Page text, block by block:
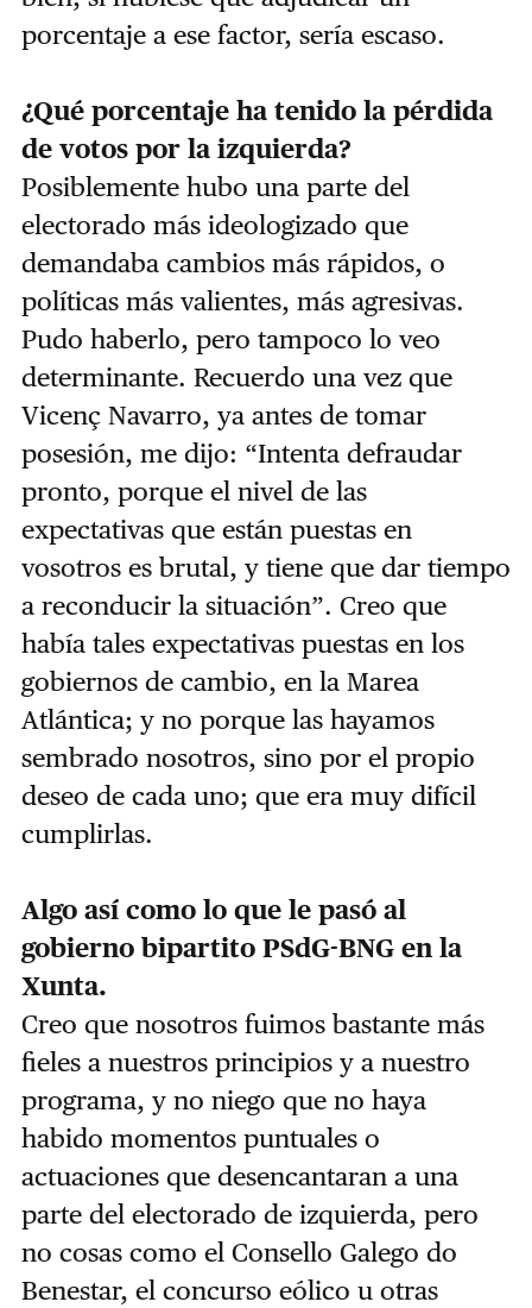
porcentaje a ese factor, sería escaso.
¿Qué porcentaje ha tenido la pérdida
de votos por la izquierda?
Posiblemente hubo una parte del
electorado más ideologizado que
demandaba cambios más rápidos, o
políticas más valientes, más agresivas.
Pudo haberlo, pero tampoco lo veo
determinante. Recuerdo una vez que
Vicenç Navarro, ya antes de tomar
posesión, me dijo: “Intenta defraudar
pronto, porque el nivel de las
expectativas que están puestas en
vosotros es brutal, y tiene que dar tiempo
a reconducir la situación”. Creo que
había tales expectativas puestas en los
gobiernos de cambio, en la Marea
Atlántica; y no porque las hayamos
sembrado nosotros, sino por el propio
deseo de cada uno; que era muy difícil
cumplirlas.
Algo así como lo que le pasó al
gobierno bipartito PSdG-BNG en la
Xunta.
Creo que nosotros fuimos bastante más
fieles a nuestros principios y a nuestro
programa, y no niego que no haya
habido momentos puntuales o
actuaciones que desencantaran a una
parte del electorado de izquierda, pero
no cosas como el Consello Galego do
Benestar, el concurso eólico u otras